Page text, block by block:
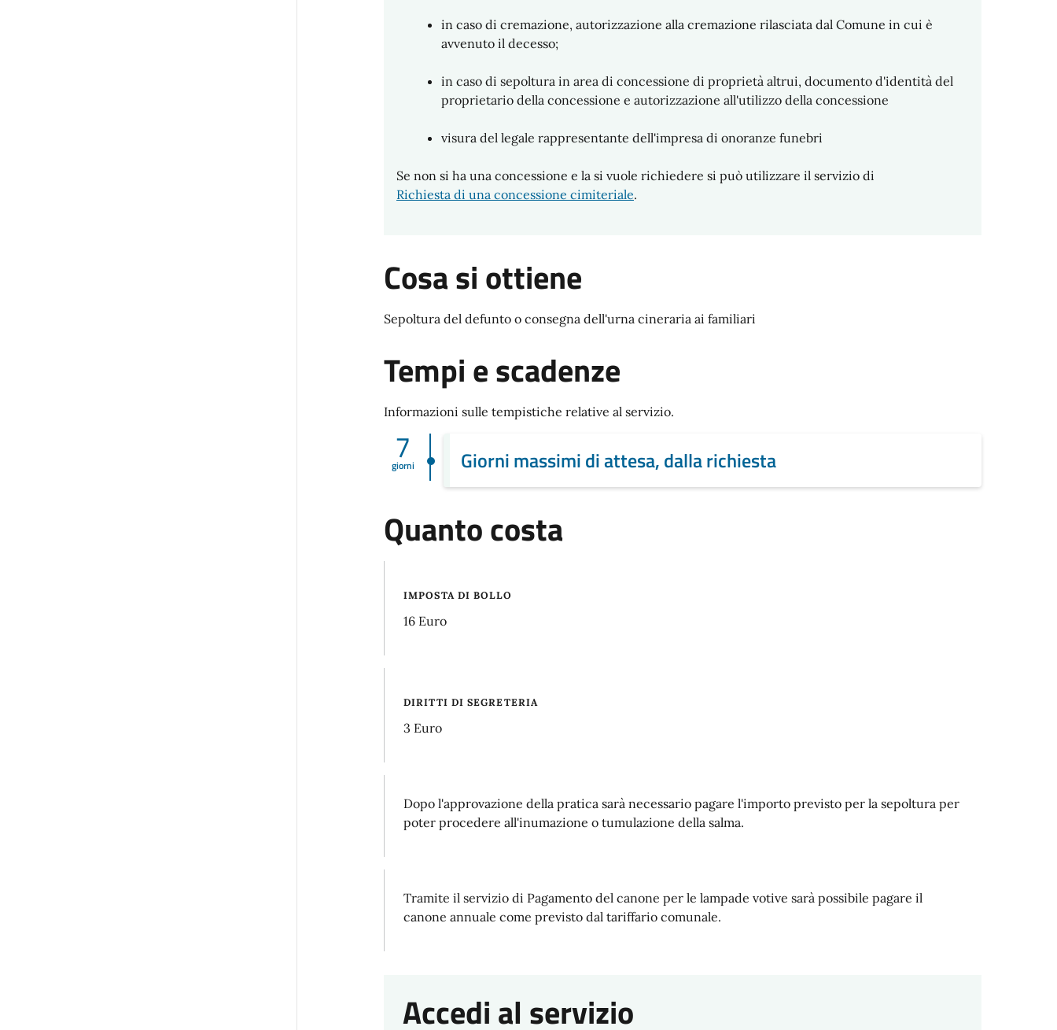
in caso di cremazione, autorizzazione alla cremazione rilasciata dal Comune in cui è
avvenuto il decesso;
in caso di sepoltura in area di concessione di proprietà altrui, documento d'identità del
proprietario della concessione e autorizzazione all'utilizzo della concessione
visura del legale rappresentante dell'impresa di onoranze funebri
Se non si ha una concessione e la si vuole richiedere si può utilizzare il servizio di
Richiesta di una concessione cimiteriale.
Cosa si ottiene
Sepoltura del defunto o consegna dell'urna cineraria ai familiari
Tempi e scadenze
Informazioni sulle tempistiche relative al servizio.
7
giorni Giorni massimi di attesa, dalla richiesta
Quanto costa
IMPOSTA DI BOLLO
16 Euro
DIRITTI DI SEGRETERIA
3 Euro
Dopo l'approvazione della pratica sarà necessario pagare l'importo previsto per la sepoltura per
poter procedere all'inumazione o tumulazione della salma.
Tramite il servizio di Pagamento del canone per le lampade votive sarà possibile pagare il
canone annuale come previsto dal tariffario comunale.
Accedi al servizio